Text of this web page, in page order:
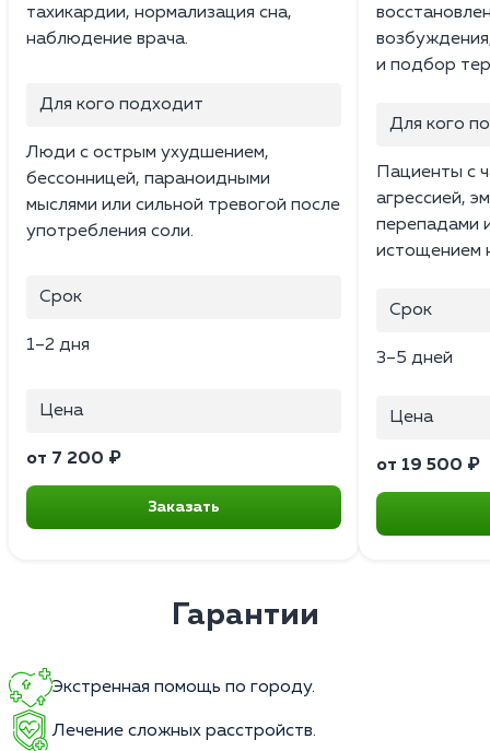
тахикардии, нормализация сна,
наблюдение врача.
Для кого подходит
Люди с острым ухудшением,
бессонницей, параноидными
мыслями или сильной тревогой после
употребления соли.
Срок
1–2 дня
Цена
от 7 200 ₽
Заказать
и подбор
Для кого
Пациенты с
агрессией,
перепадами
истощением
Срок
3–5 дней
Цена
от 19 500 ₽
Гарантии
Экстренная помощь по городу.
Лечение сложных расстройств.